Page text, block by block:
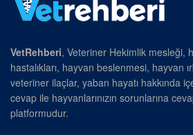
VetRehberi, Veteriner Hekimlik mesleği,
hastalıkları, hayvan beslenmesi, hayvan
veteriner ilaçlar, yaban hayatı hakkında
cevap ile hayvanlarınızın sorunlarına
platformudur.